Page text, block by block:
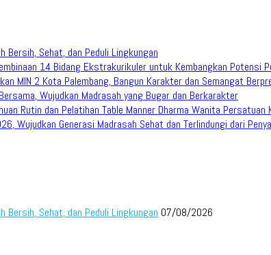
Bersih, Sehat, dan Peduli Lingkungan
14 Bidang Ekstrakurikuler untuk Kembangkan Potensi
MIN 2 Kota Palembang, Bangun Karakter dan Semangat
Wujudkan Madrasah yang Bugar dan Berkarakter
Rutin dan Pelatihan Table Manner Dharma Wanita
Wujudkan Generasi Madrasah Sehat dan Terlindungi dari
Bersih, Sehat, dan Peduli Lingkungan 07/08/2026